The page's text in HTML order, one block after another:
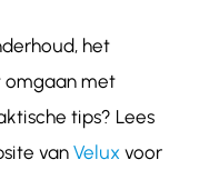
het
omgaan met
tips? Lees
van Velux voor